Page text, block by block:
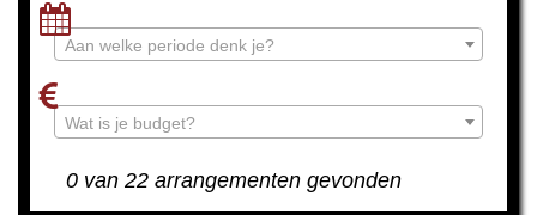
Aan welke periode denk je?
Wat is je budget?
0 van 22 arrangementen gevonden